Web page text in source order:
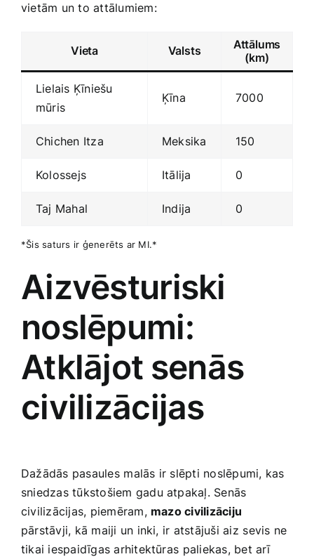
vietām un to ​attālumiem:
Vieta Valsts
Attālums
(km)
Lielais Ķīniešu
‌mūris
Ķīna 7000
Chichen Itza Meksika 150
Kolossejs Itālija 0
Taj Mahal Indija 0
*Šis saturs ir ģenerēts ar MI.*
Aizvēsturiski
noslēpumi:
Atklājot ⁢senās
civilizācijas
Dažādās pasaules⁢ malās ir ‌slēpti noslēpumi, kas
‍sniedzas tūkstošiem gadu atpakaļ.‍ Senās ​
civilizācijas,‍ piemēram, mazo ‌civilizāciju
pārstāvji, kā maiji un inki, ir atstājuši aiz ⁣sevis ne
tikai iespaidīgas arhitektūras⁣ paliekas, ‌bet arī